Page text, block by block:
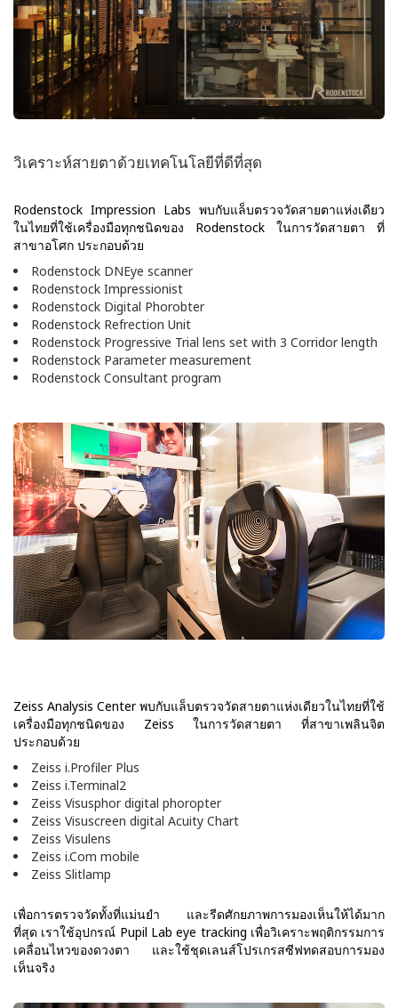
วิเคราะห์สายตาด้วยเทคโนโลยีที่ดีที่สุด
Rodenstock Impression Labs พบกับแล็บตรวจวัดสายตาแห่งเดียว
ในไทยที่ใช้เครื่องมือทุกชนิดของ Rodenstock ในการวัดสายตา ที่
สาขาอโศก ประกอบด้วย
Rodenstock DNEye scanner
Rodenstock Impressionist
Rodenstock Digital Phorobter
Rodenstock Refrection Unit
Rodenstock Progressive Trial lens set with 3 Corridor length
Rodenstock Parameter measurement
Rodenstock Consultant program
Zeiss Analysis Center พบกับแล็บตรวจวัดสายตาแห่งเดียวในไทยที่ใช้
เครื่องมือทุกชนิดของ Zeiss ในการวัดสายตา ที่สาขาเพลินจิต
ประกอบด้วย
Zeiss i.Profiler Plus
Zeiss i.Terminal2
Zeiss Visusphor digital phoropter
Zeiss Visuscreen digital Acuity Chart
Zeiss Visulens
Zeiss i.Com mobile
Zeiss Slitlamp
เพื่อการตรวจวัดทั้งที่แม่นยำ และรีดศักยภาพการมองเห็นให้ได้มาก
ที่สุด เราใช้อุปกรณ์ Pupil Lab eye tracking เพื่อวิเคราะพฤติกรรมการ
เคลื่อนไหวของดวงตา และใช้ชุดเลนส์โปรเกรสซีฟทดสอบการมอง
เห็นจริง